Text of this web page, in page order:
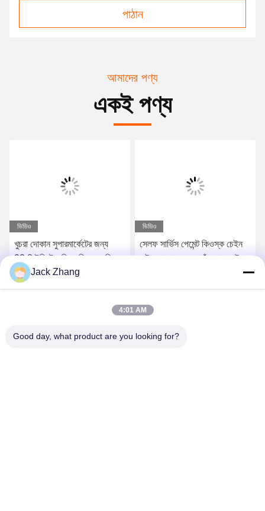
পাঠান
আমাদের পণ্য
একই পণ্য
ভিডিও
খুচরা দোকান সুপারমার্কেটের জন্য
23.8 ইঞ্চি টাচ স্ক্রিন ডিসপ্লে প্রিন্টার
স্ক্যানার সহ স্ব-চেকআউট কিওস্ক
সেরা মূল্য পান
ভিডিও
সেলফ সার্ভিস পেমেন্ট কিওস্ক চেইন
স্টোর দোকান রেস্তোরাঁ দেয়াল মাউন্ট
সেরা মূল্য পান
Jack Zhang
4:01 AM
Good day, what product are you looking for?